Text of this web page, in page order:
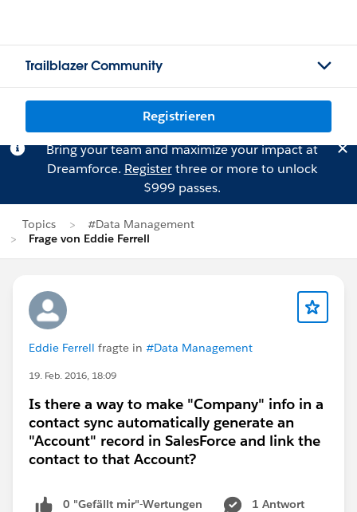
Trailblazer Community
Registrieren
Bring your team and maximize your impact at
Dreamforce. Registerthree or more to unlock
$999 passes.
Topics
#Data Management
Frage von Eddie Ferrell
Eddie Ferrell fragte in #Data Management
19. Feb. 2016, 18:09
Is there a way to make "Company" info in a
contact sync automatically generate an
"Account" record in SalesForce and link the
contact to that Account?
0 "Gefällt mir"-Wertungen
1 Antwort